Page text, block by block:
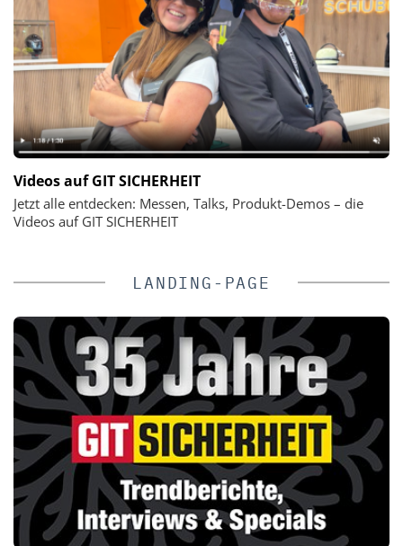
Videos auf GIT SICHERHEIT
Jetzt alle entdecken: Messen, Talks, Produkt-Demos – die
Videos auf GIT SICHERHEIT
LANDING-PAGE